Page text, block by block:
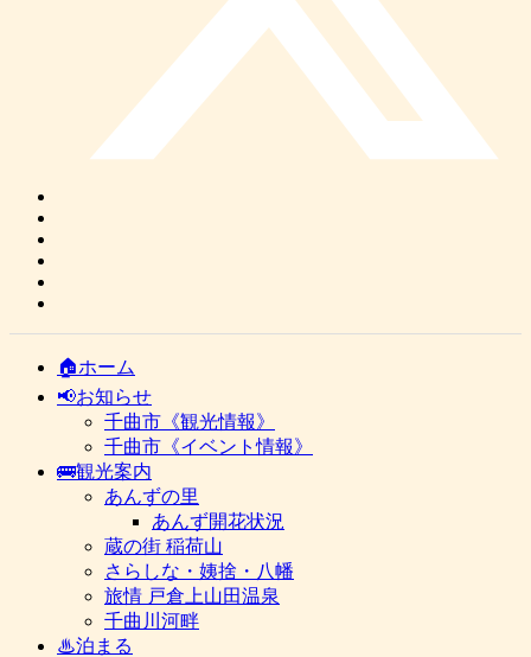
🏠ホーム
📢お知らせ
千曲市《観光情報》
千曲市《イベント情報》
🚌観光案内
あんずの里
あんず開花状況
蔵の街 稲荷山
さらしな・姨捨・八幡
旅情 戸倉上山田温泉
千曲川河畔
♨泊まる